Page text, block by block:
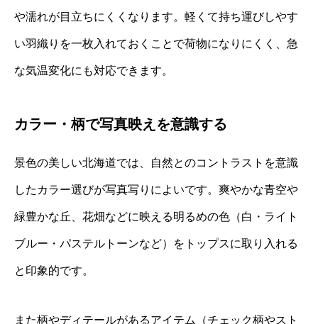
や濡れが目立ちにくくなります。軽くて持ち運びしやす
い羽織りを一枚入れておくことで荷物になりにくく、急
な気温変化にも対応できます。
カラー・柄で写真映えを意識する
景色の美しい北海道では、自然とのコントラストを意識
したカラー選びが写真写りによいです。爽やかな青空や
緑豊かな丘、花畑などに映える明るめの色（白・ライト
ブルー・パステルトーンなど）をトップスに取り入れる
と印象的です。
また柄やディテールがあるアイテム（チェック柄やスト